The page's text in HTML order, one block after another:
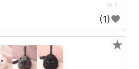
4
(1)
★